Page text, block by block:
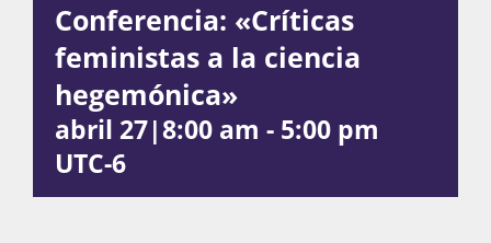
Súmate
Conferencia: «Críticas
feministas a la ciencia
hegemónica»
abril 27|8:00 am - 5:00 pm
UTC-6